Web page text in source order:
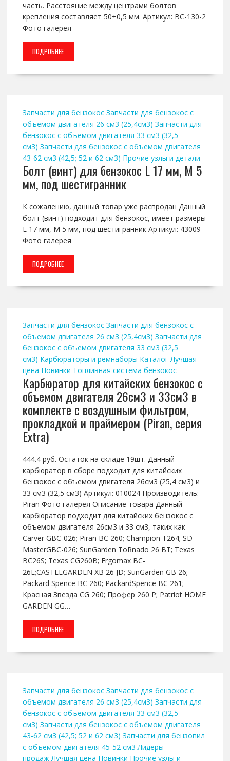
часть. Расстояние между центрами болтов
крепления составляет 50±0,5 мм. Артикул: BC-130-2
Фото галерея
ПОДРОБНЕЕ
Запчасти для бензокос Запчасти для бензокос с
объемом двигателя 26 см3 (25,4см3) Запчасти для
бензокос с объемом двигателя 33 см3 (32,5
см3) Запчасти для бензокос с объемом двигателя
43-62 см3 (42,5; 52 и 62 см3) Прочие узлы и детали
Болт (винт) для бензокос L 17 мм, М 5
мм, под шестигранник
К сожалению, данный товар уже распродан Данный
болт (винт) подходит для бензокос, имеет размеры
L 17 мм, М 5 мм, под шестигранник Артикул: 43009
Фото галерея
ПОДРОБНЕЕ
Запчасти для бензокос Запчасти для бензокос с
объемом двигателя 26 см3 (25,4см3) Запчасти для
бензокос с объемом двигателя 33 см3 (32,5
см3) Карбюраторы и ремнаборы Каталог Лучшая
цена Новинки Топливная система бензокос
Карбюратор для китайских бензокос с
объемом двигателя 26см3 и 33см3 в
комплекте с воздушным фильтром,
прокладкой и праймером (Piran, серия
Extra)
444.4 руб. Остаток на складе 19шт. Данный
карбюратор в сборе подходит для китайских
бензокос с объемом двигателя 26см3 (25,4 см3) и
33 см3 (32,5 см3) Артикул: 010024 Производитель:
Piran Фото галерея Описание товара Данный
карбюратор подходит для китайских бензокос с
объемом двигателя 26см3 и 33 см3, таких как
Carver GBC-026; Piran BC 260; Champion T264; SD—
MasterGBC-026; SunGarden ToRnado 26 BT; Texas
BC26S; Texas CG260B; Ergomax BC-
26E;CASTELGARDEN XB 26 JD; SunGarden GB 26;
Packard Spence BC 260; PackardSpence BC 261;
Красная Звезда CG 260; Профер 260 Р; Patriot HOME
GARDEN GG…
ПОДРОБНЕЕ
Запчасти для бензокос Запчасти для бензокос с
объемом двигателя 26 см3 (25,4см3) Запчасти для
бензокос с объемом двигателя 33 см3 (32,5
см3) Запчасти для бензокос с объемом двигателя
43-62 см3 (42,5; 52 и 62 см3) Запчасти для бензопил
с объемом двигателя 45-52 см3 Лидеры
продаж Лучшая цена Новинки Прочие узлы и